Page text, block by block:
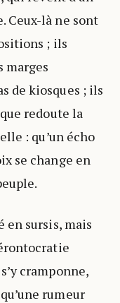
Ceux-là ne sont
; ils
marges
de kiosques ; ils
redoute la
: qu’un écho
se change en
en sursis, mais
cramponne,
rumeur